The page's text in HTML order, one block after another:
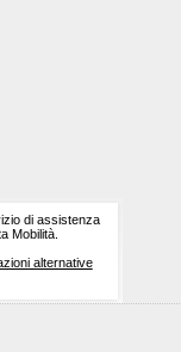
di assistenza
Mobilità.
alternative